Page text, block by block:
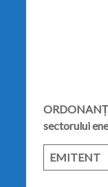
sectorului
EMITENT